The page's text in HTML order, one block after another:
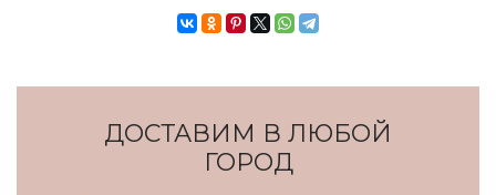
ДОСТАВИМ В ЛЮБОЙ
ГОРОД